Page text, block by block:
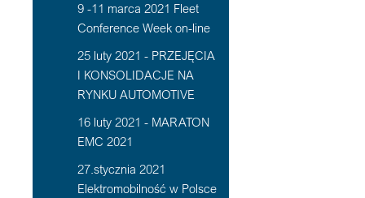
9 -11 marca 2021 Fleet
Conference Week on-line
25 luty 2021 - PRZEJĘCIA
I KONSOLIDACJE NA
RYNKU AUTOMOTIVE
16 luty 2021 - MARATON
EMC 2021
27.stycznia 2021
Elektromobilność w Polsce